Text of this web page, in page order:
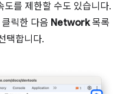
를 제한할 수도 있습니다.
릭한 다음 Network목록
택합니다.